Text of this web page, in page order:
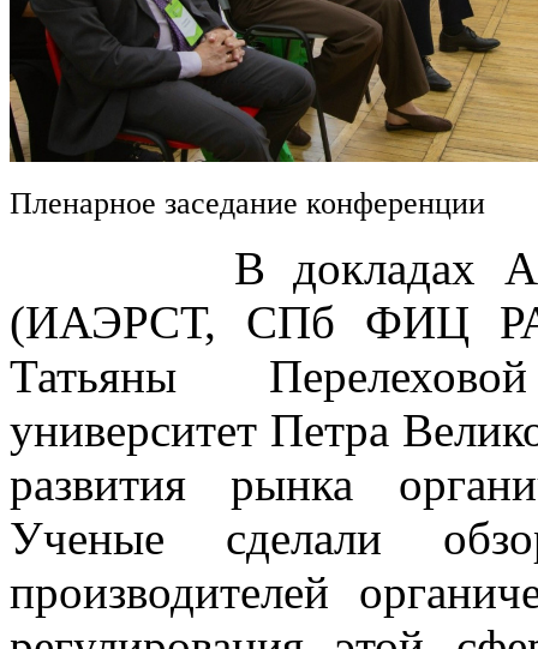
Пленарное заседание конференции
В докладах
(ИАЭРСТ, СПб ФИЦ
Татьяны
университет Петра
развития рынка
Ученые сделали
производителей